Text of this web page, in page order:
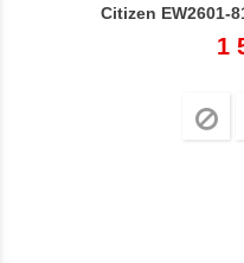
Citizen EW2601-
1